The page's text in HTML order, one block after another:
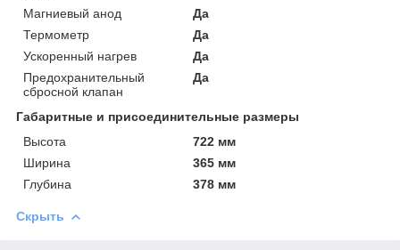
Магниевый анод
Да
Термометр
Да
Ускоренный нагрев
Да
Предохранительный
сбросной клапан
Да
Габаритные и присоединительные размеры
Высота
722 мм
Ширина
365 мм
Глубина
378 мм
Скрыть